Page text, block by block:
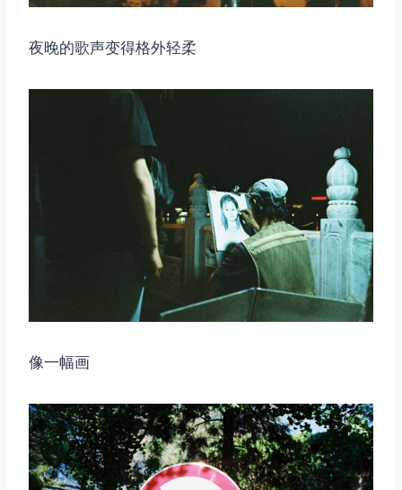
夜晚的歌声变得格外轻柔
像一幅画